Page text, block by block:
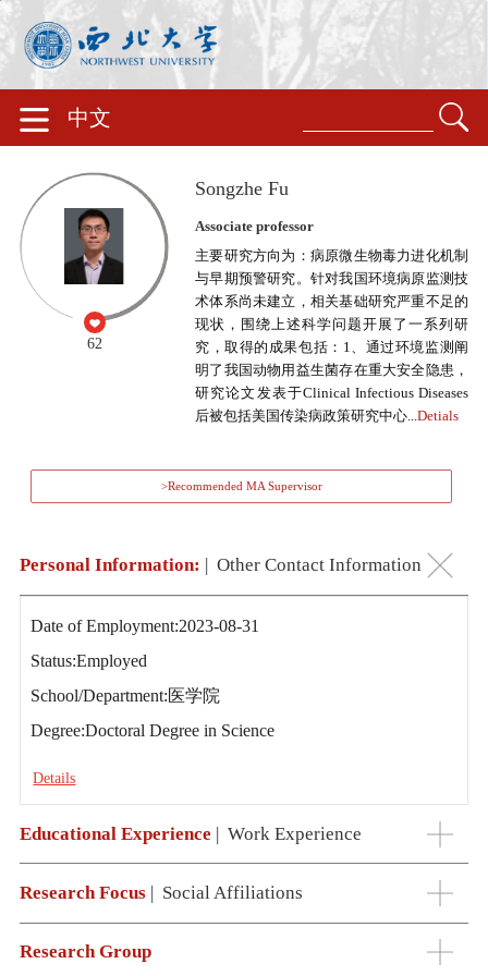
中文
62
Songzhe Fu
Associate professor
主要研究方向为：病原微生物毒力进化机制
与早期预警研究。针对我国环境病原监测技
术体系尚未建立，相关基础研究严重不足的
现状，围绕上述科学问题开展了一系列研
究，取得的成果包括：1、通过环境监测阐
明了我国动物用益生菌存在重大安全隐患，
研究论文发表于Clinical Infectious Diseases
后被包括美国传染病政策研究中心...Detials
>Recommended MA Supervisor
Personal Information: | Other Contact Information
Date of Employment:2023-08-31
Status:Employed
School/Department:医学院
Degree:Doctoral Degree in Science
Details
Educational Experience | Work Experience
Research Focus| Social Affiliations
Research Group